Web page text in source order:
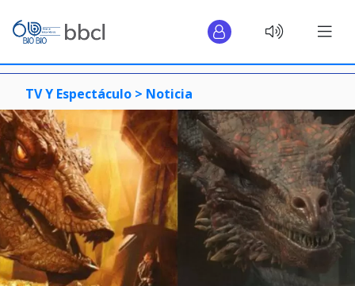
TV Y Espectáculo > Noticia